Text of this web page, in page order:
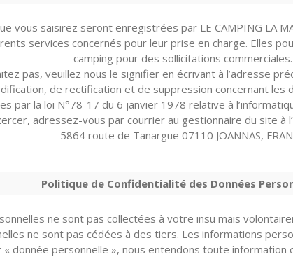
vous saisirez seront enregistrées par LE CAMPING LA
services concernés pour leur prise en charge. Elles
camping pour des sollicitations commerciales.
pas, veuillez nous le signifier en écrivant à l’adresse
de rectification et de suppression concernant les
par la loi N°78-17 du 6 janvier 1978 relative à
adressez-vous par courrier au gestionnaire du site à
5864 route de Tanargue 07110 JOANNAS,
Politique de Confidentialité des Données
ne sont pas collectées à votre insu mais
ne sont pas cédées à des tiers. Les informations
« donnée personnelle », nous entendons toute